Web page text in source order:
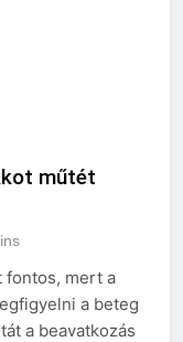
műtét
fontos, mert a
a beteg
a beavatkozás